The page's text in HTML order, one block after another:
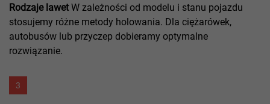
Rodzaje lawetW zależności od modelu i stanu pojazdu
stosujemy różne metody holowania. Dla ciężarówek,
autobusów lub przyczep dobieramy optymalne
rozwiązanie.
3